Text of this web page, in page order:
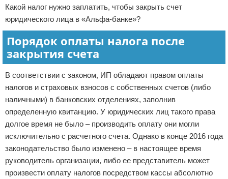
Какой налог нужно заплатить, чтобы закрыть счет
юридического лица в «Альфа-банке»?
Порядок оплаты налога после
закрытия счета
В соответствии с законом, ИП обладают правом оплаты
налогов и страховых взносов с собственных счетов (либо
наличными) в банковских отделениях, заполнив
определенную квитанцию. У юридических лиц такого права
долгое время не было – производить оплату они могли
исключительно с расчетного счета. Однако в конце 2016 года
законодательство было изменено – в настоящее время
руководитель организации, либо ее представитель может
произвести оплату налогов посредством кассы абсолютно